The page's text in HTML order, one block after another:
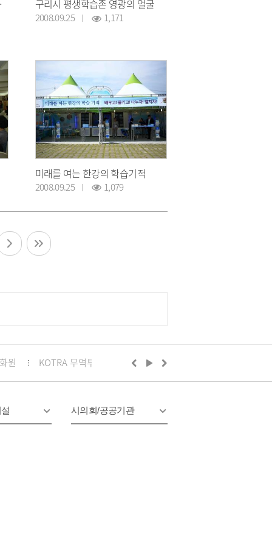
시회 구리시 평생학습존 영광의 얼굴
2008.09.25 1,171
미래를 여는 한강의 학습기적
2008.09.25 1,079
원 KOTRA 무역투자24 구리시의회
시의회/공공기관